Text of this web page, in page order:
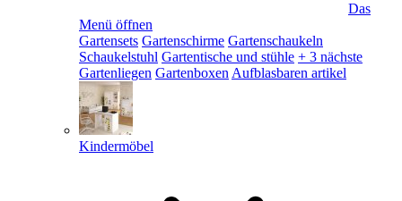
Das
Menü öffnen
Gartensets Gartenschirme Gartenschaukeln
Schaukelstuhl Gartentische und stühle + 3 nächste
Gartenliegen Gartenboxen Aufblasbaren artikel
Kindermöbel